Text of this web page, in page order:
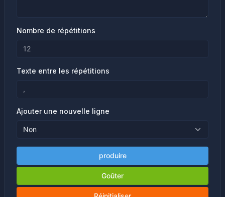
Nombre de répétitions
Texte entre les répétitions
Ajouter une nouvelle ligne
produire
Goûter